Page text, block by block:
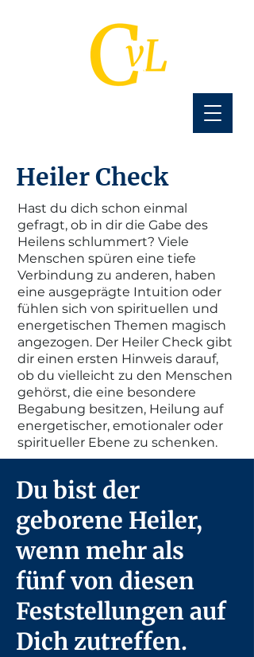
Heiler Check
Hast du dich schon einmal
gefragt, ob in dir die Gabe des
Heilens schlummert? Viele
Menschen spüren eine tiefe
Verbindung zu anderen, haben
eine ausgeprägte Intuition oder
fühlen sich von spirituellen und
energetischen Themen magisch
angezogen. Der Heiler Check gibt
dir einen ersten Hinweis darauf,
ob du vielleicht zu den Menschen
gehörst, die eine besondere
Begabung besitzen, Heilung auf
energetischer, emotionaler oder
spiritueller Ebene zu schenken.
Du bist der
geborene Heiler,
wenn mehr als
fünf von diesen
Feststellungen auf
Dich zutreffen.